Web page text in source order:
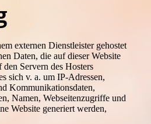
externen Dienstleister gehostet
Daten, die auf dieser Website
Servern des Hosters
sich v. a. um IP-Adressen,
Kommunikationsdaten,
Namen, Webseitenzugriffe und
Website generiert werden,